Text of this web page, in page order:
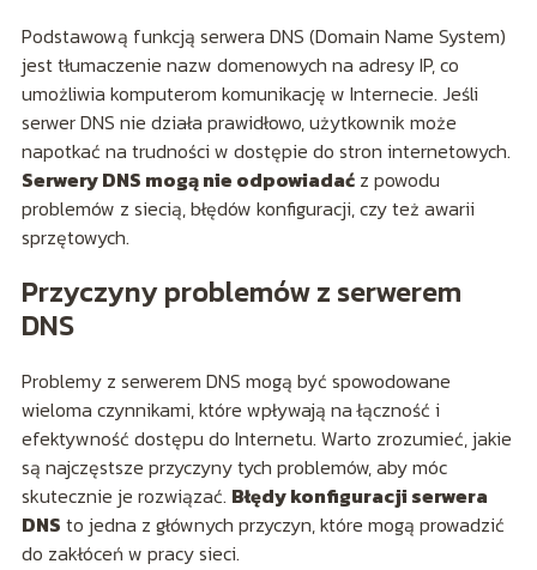
Podstawową funkcją serwera DNS (Domain Name System)
jest tłumaczenie nazw domenowych na adresy IP, co
umożliwia komputerom komunikację w Internecie. Jeśli
serwer DNS nie działa prawidłowo, użytkownik może
napotkać na trudności w dostępie do stron internetowych.
Serwery DNS mogą nie odpowiadaćz powodu
problemów z siecią, błędów konfiguracji, czy też awarii
sprzętowych.
Przyczyny problemów z serwerem
DNS
Problemy z serwerem DNS mogą być spowodowane
wieloma czynnikami, które wpływają na łączność i
efektywność dostępu do Internetu. Warto zrozumieć, jakie
są najczęstsze przyczyny tych problemów, aby móc
skutecznie je rozwiązać. Błędy konfiguracji serwera
DNS to jedna z głównych przyczyn, które mogą prowadzić
do zakłóceń w pracy sieci.